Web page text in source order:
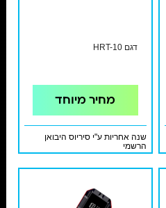
דגם HRT-10
מחיר מיוחד
שנה אחריות ע"י סיריוס היבואן
הרשמי